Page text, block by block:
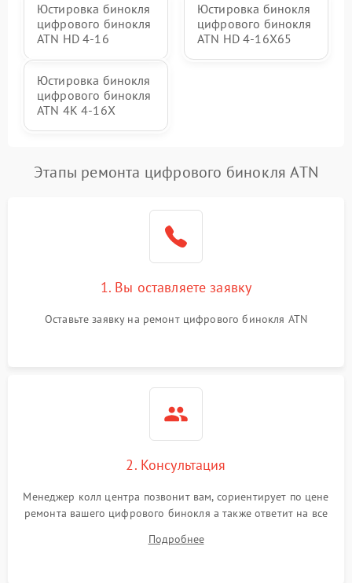
Юстировка бинокля
цифрового бинокля
ATN HD 4-16
Юстировка бинокля
цифрового бинокля
ATN HD 4-16X65
Юстировка бинокля
цифрового бинокля
ATN 4K 4-16X
Этапы ремонта цифрового бинокля ATN
1. Вы оставляете заявку
Оставьте заявку на ремонт цифрового бинокля ATN
2. Консультация
Менеджер колл центра позвонит вам, сориентирует по цене
ремонта вашего цифрового бинокля а также ответит на все
Подробнее